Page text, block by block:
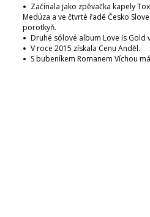
Začínala jako zpěvačka kapely
Medúza a ve čtvrté řadě Česko
porotkyň.
Druhé sólové album Love Is Gold
V roce 2015 získala Cenu Anděl.
S bubeníkem Romanem Víchou